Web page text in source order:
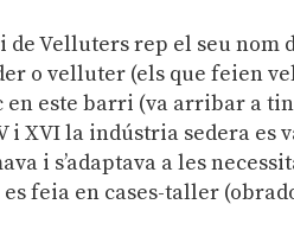
de Velluters rep el seu
o velluter (els que feien
este barri (va arribar a
i XVI la indústria sedera
i s’adaptava a les
feia en cases-taller